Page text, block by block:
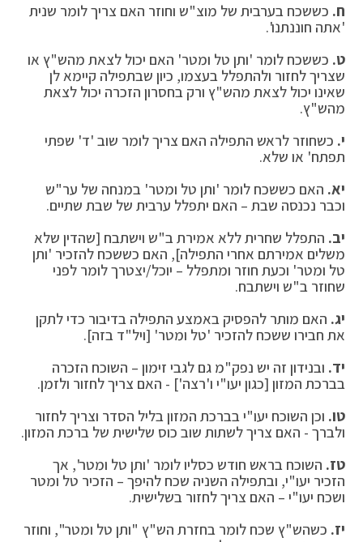
ח. כששכח בערבית של מוצ"ש וחוזר האם צריך לומר שנית
'אתה חוננתנו'.
ט. כששכח לומר 'ותן טל ומטר' האם יכול לצאת מהש"ץ או
שצריך לחזור ולהתפלל בעצמו, כיון שבתפילה קיימא לן
שאינו יכול לצאת מהש"ץ ורק בחסרון הזכרה יכול לצאת
מהש"ץ.
י. כשחוזר לראש התפילה האם צריך לומר שוב 'ד' שפתי
תפתח' או שלא.
יא. האם כששכח לומר 'ותן טל ומטר' במנחה של ער"ש
וכבר נכנסה שבת – האם יתפלל ערבית של שבת שתיים.
יב. התפלל שחרית ללא אמירת ב"ש וישתבח [שהדין שלא
משלים אמירתם אחרי התפילה], האם כששכח להזכיר 'ותן
טל ומטר' וכעת חוזר ומתפלל – יוכל/יצטרך לומר לפני
שחוזר ב"ש וישתבח.
יג. האם מותר להפסיק באמצע התפילה בדיבור כדי לתקן
את חבירו ששכח להזכיר 'טל ומטר' [ויל"ד בזה].
יד. ובנידון זה יש נפק"מ גם לגבי זימון – השוכח הזכרה
בברכת המזון [כגון יעו"י ו'רצה'] - האם צריך לחזור ולזמן.
טו. וכן השוכח יעו"י בברכת המזון בליל הסדר וצריך לחזור
ולברך - האם צריך לשתות שוב כוס שלישית של ברכת המזון.
טז. השוכח בראש חודש כסליו לומר 'ותן טל ומטר', אך
הזכיר יעו"י, ובתפילה השניה שכח להיפך – הזכיר טל ומטר
ושכח יעו"י – האם צריך לחזור בשלישית.
יז. כשהש"ץ שכח לומר בחזרת הש"ץ "ותן טל ומטר", וחוזר